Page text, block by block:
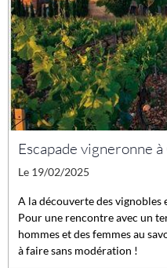
Escapade vigneronne
Le 19/02/2025
A la découverte des vignobles
Pour une rencontre avec un
hommes et des femmes au
à faire sans modération !